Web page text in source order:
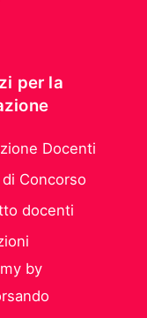
per la
Docenti
Concorso
docenti
by